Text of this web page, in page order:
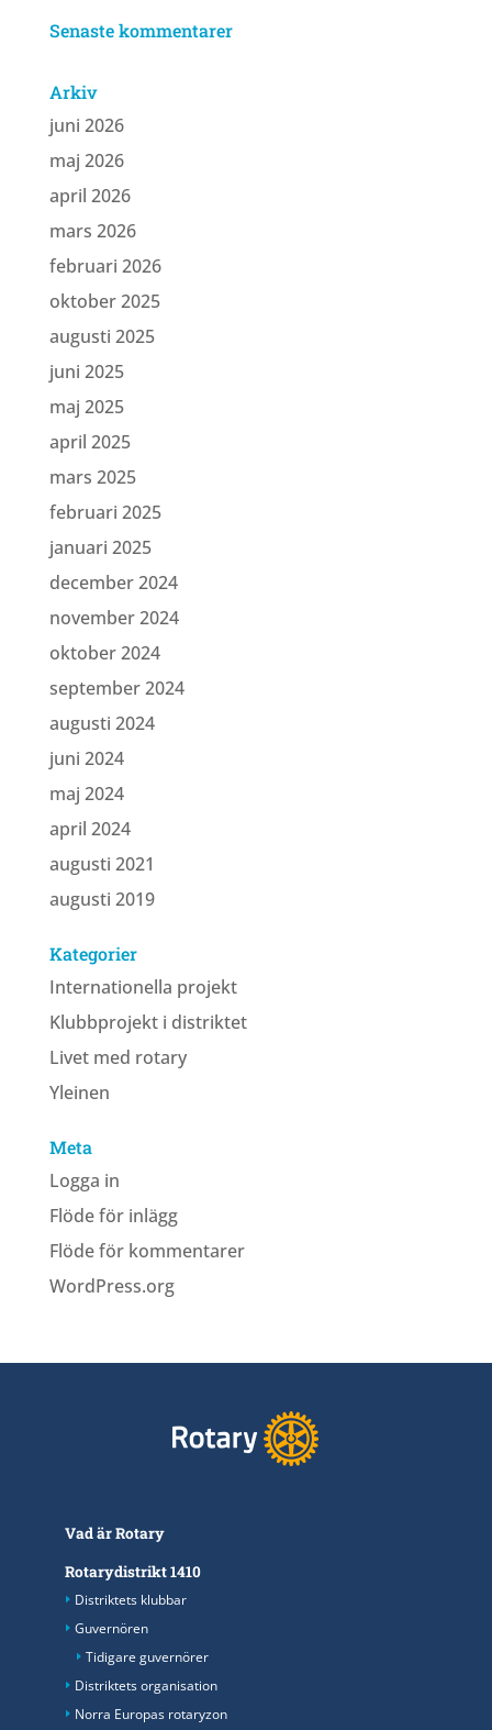
Senaste kommentarer
Arkiv
juni 2026
maj 2026
april 2026
mars 2026
februari 2026
oktober 2025
augusti 2025
juni 2025
maj 2025
april 2025
mars 2025
februari 2025
januari 2025
december 2024
november 2024
oktober 2024
september 2024
augusti 2024
juni 2024
maj 2024
april 2024
augusti 2021
augusti 2019
Kategorier
Internationella projekt
Klubbprojekt i distriktet
Livet med rotary
Yleinen
Meta
Logga in
Flöde för inlägg
Flöde för kommentarer
WordPress.org
Vad är Rotary
Rotarydistrikt 1410
Distriktets klubbar
Guvernören
Tidigare guvernörer
Distriktets organisation
Norra Europas rotaryzon